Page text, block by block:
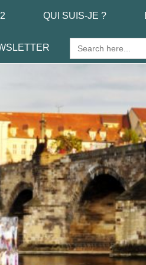
QUI SUIS-JE ?
Search
for: